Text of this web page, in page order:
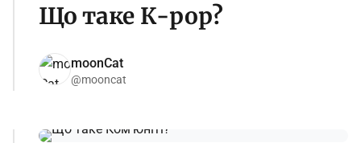
Що таке К-рор?
moonCat
@mooncat